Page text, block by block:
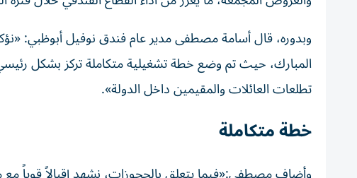
وبدوره، قال أسامة مصطفى مدير عام فندق نوفيل أبوظبي:
المبارك، حيث تم وضع خطة تشغيلية متكاملة تركز بشكل
تطلعات العائلات والمقيمين داخل الدولة».
خطة متكاملة